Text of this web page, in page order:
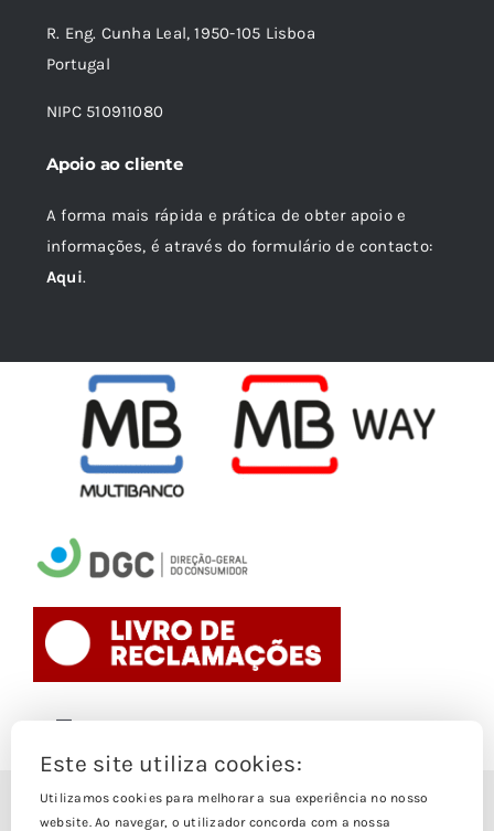
R. Eng. Cunha Leal, 1950-105 Lisboa
Portugal
NIPC 510911080
Apoio ao cliente
A forma mais rápida e prática de obter apoio e
informações, é através do formulário de contacto:
Aqui.
Navigation
© Copyright 1988- 2026
Este site utiliza cookies:
Utilizamos cookies para melhorar a sua experiência no nosso
website. Ao navegar, o utilizador concorda com a nossa